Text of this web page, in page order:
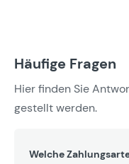
Häufige Fragen
Hier finden Sie
gestellt werden.
Welche